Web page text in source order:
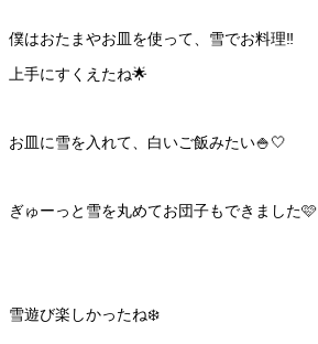
僕はおたまやお皿を使って、雪でお料理‼️
上手にすくえたね🌟
お皿に雪を入れて、白いご飯みたい🍚🤍
ぎゅーっと雪を丸めてお団子もできました🩷
雪遊び楽しかったね❄️